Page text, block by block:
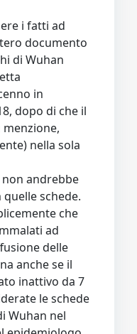
i fatti ad
documento
di Wuhan
in
dopo di che il
nella sola
andrebbe
schede.
che
ad
delle
anche se il
inattivo da 7
le schede
Wuhan nel